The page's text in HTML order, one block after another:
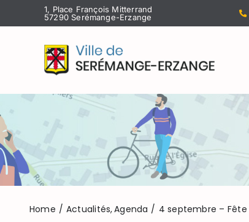
au
1, Place François Mitterrand
57290 Serémange-Erzange
Home Actualités Agenda 4 septembre – Fête